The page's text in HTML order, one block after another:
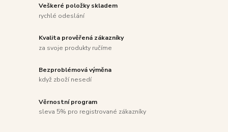
Veškeré položky skladem
rychlé odeslání
Kvalita prověřená zákazníky
za svoje produkty ručíme
Bezproblémová výměna
když zboží nesedí
Věrnostní program
sleva 5% pro registrované zákazníky